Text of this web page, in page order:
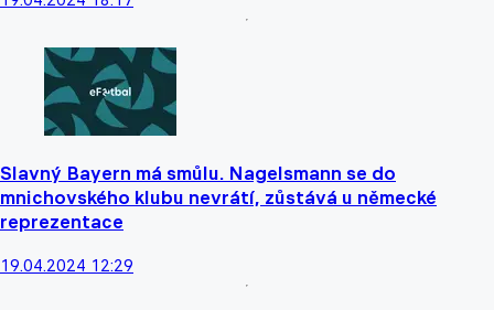
Slavný Bayern má smůlu. Nagelsmann se do
mnichovského klubu nevrátí, zůstává u německé
reprezentace
19.04.2024 12:29